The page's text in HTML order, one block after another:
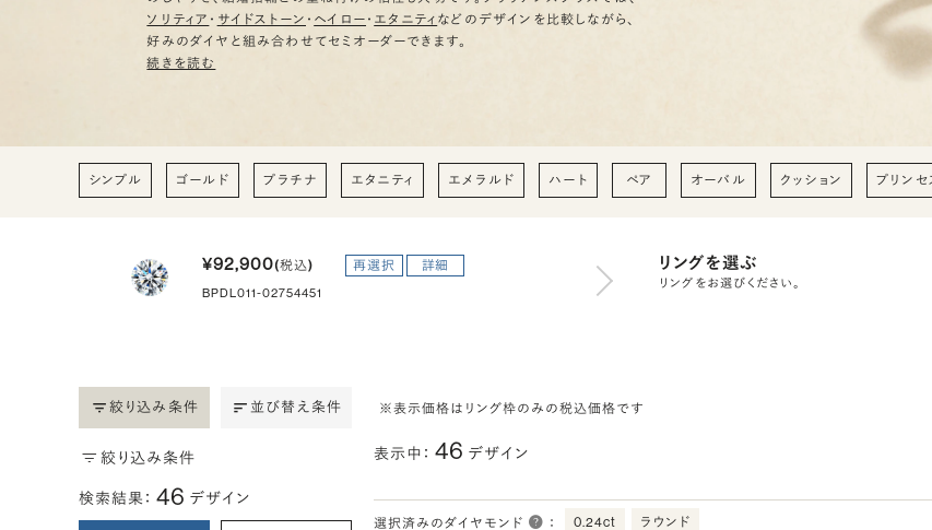
ソリティア ・ サイドストーン ・ ヘイロー ・ エタニティ などのデザインを比較しながら、
好みのダイヤと組み合わせてセミオーダーできます。
続きを読む
シンプル ゴールド プラチナ エタニティ エメラルド ハート ペア オーバル クッション プリンセ
¥92,900(税込) 再選択 詳細
BPDL011-02754451
リングを選ぶ
リングをお選びください。
絞り込み条件 並び替え条件
絞り込み条件
検索結果： 46 デザイン
※表示価格はリング枠のみの税込価格です
表示中： 46 デザイン
選択済みのダイヤモンド ： 0.24ct ラウンド